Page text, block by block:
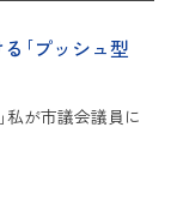
｢プッシュ型
私が市議会議員に